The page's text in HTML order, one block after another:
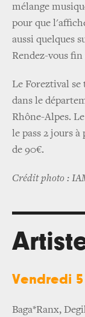
mélange
pour que
aussi quelques
Rendez-vous
Le Foreztival se
dans le
Rhône-Alpes.
le pass 2 jours
de 90€.
Crédit photo :
Vendredi
Baga*Ranx,